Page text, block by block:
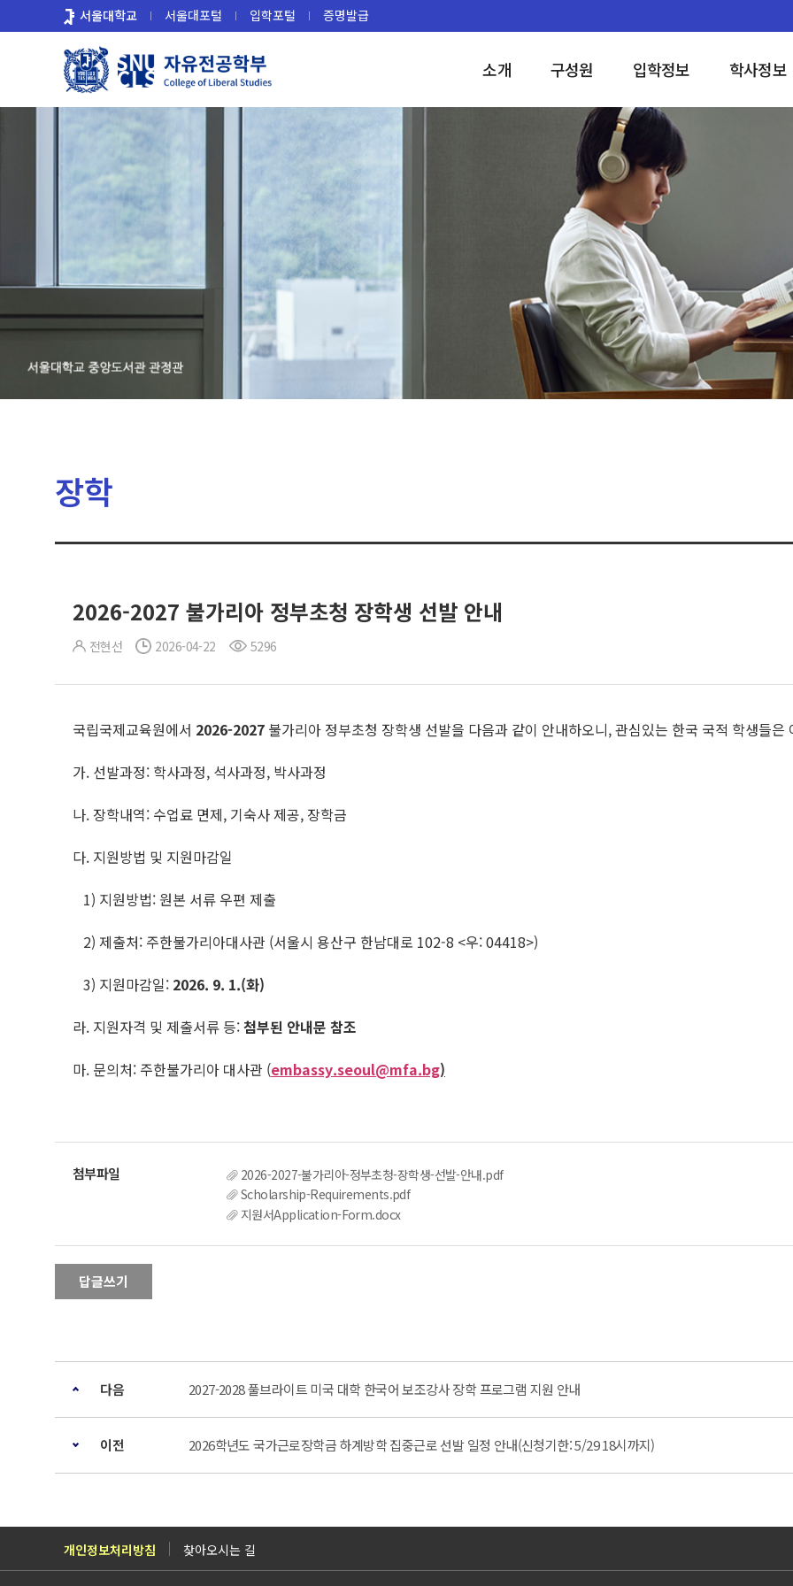
로
서울대학교 서울대포털 입학포털 증명발급
소개 구성원 입학정보 학사정보
장학
2026-2027 불가리아 정부초청 장학생 선발 안내
전현선 2026-04-22 5296
국립국제교육원에서 2026-2027 불가리아 정부초청 장학생 선발을 다음과 같이 안내하오니, 관심있는 한국 국적 학생들
가. 선발과정: 학사과정, 석사과정, 박사과정
나. 장학내역: 수업료 면제, 기숙사 제공, 장학금
다. 지원방법 및 지원마감일
1) 지원방법: 원본 서류 우편 제출
2) 제출처: 주한불가리아대사관 (서울시 용산구 한남대로 102-8 <우: 04418>)
3) 지원마감일: 2026. 9. 1.(화)
라. 지원자격 및 제출서류 등:첨부된 안내문 참조
마. 문의처: 주한불가리아 대사관 (embassy.seoul@mfa.bg)
2026-2027-불가리아-정부초청-장학생-선발-안내.pdf
Scholarship-Requirements.pdf
지원서Application-Form.docx
답글쓰기
다음 2027-2028 풀브라이트 미국 대학 한국어 보조강사 장학 프로그램 지원 안내
이전 2026학년도 국가근로장학금 하계방학 집중근로 선발 일정 안내(신청기한: 5/29 18시까지)
개인정보처리방침 찾아오시는 길